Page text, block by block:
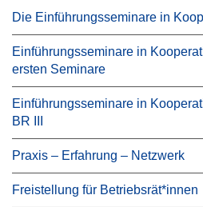
Die Einführungsseminare in
Einführungsseminare in
ersten Seminare
Einführungsseminare in
BR III
Praxis – Erfahrung – Netzwerk
Freistellung für Betriebsrät*innen